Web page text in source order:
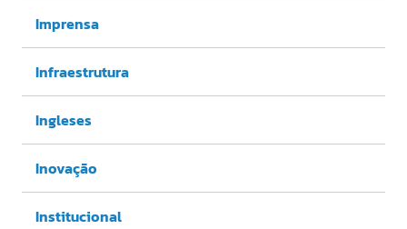
Imprensa
Infraestrutura
Ingleses
Inovação
Institucional